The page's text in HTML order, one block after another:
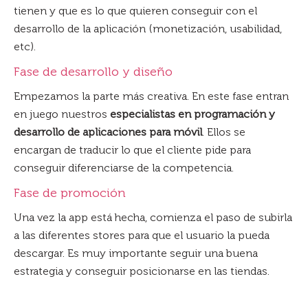
tienen y que es lo que quieren conseguir con el
desarrollo de la aplicación (monetización, usabilidad,
etc).
Fase de desarrollo y diseño
Empezamos la parte más creativa. En este fase entran
en juego nuestros especialistas en programación y
desarrollo de aplicaciones para móvil. Ellos se
encargan de traducir lo que el cliente pide para
conseguir diferenciarse de la competencia.
Fase de promoción
Una vez la app está hecha, comienza el paso de subirla
a las diferentes stores para que el usuario la pueda
descargar. Es muy importante seguir una buena
estrategia y conseguir posicionarse en las tiendas.